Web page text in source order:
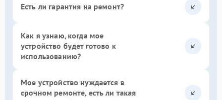
Есть ли гарантия на ремонт?
Как я узнаю, когда мое
устройство будет готово к
использованию?
Мое устройство нуждается в
срочном ремонте, есть ли такая